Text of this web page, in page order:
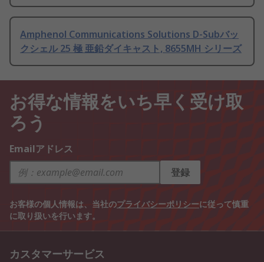
Amphenol Communications Solutions D-Subバッ
クシェル 25 極 亜鉛ダイキャスト, 8655MH シリーズ
お得な情報をいち早く受け取
ろう
Emailアドレス
登録
お客様の個人情報は、当社のプライバシーポリシーに従って慎重
に取り扱いを行います。
カスタマーサービス